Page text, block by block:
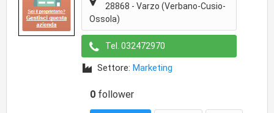
28868 - Varzo (Verbano-Cusio-
Ossola)
Tel. 032472970
Settore: Marketing
0 follower